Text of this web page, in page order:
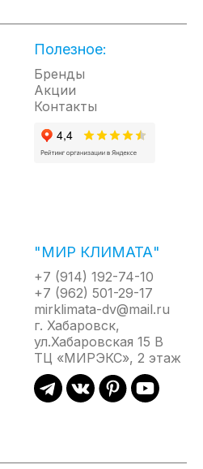
Полезное:
Бренды
Акции
Контакты
"МИР КЛИМАТА"
+7 (914) 192-74-10
+7 (962) 501-29-17
mirklimata-dv@mail.ru
г. Хабаровск,
ул.Хабаровская 15 В
ТЦ «МИРЭКС», 2 этаж